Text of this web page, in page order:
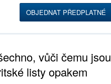
OBJEDNAT PŘEDPLATNÉ
vůči čemu jsou
listy opakem